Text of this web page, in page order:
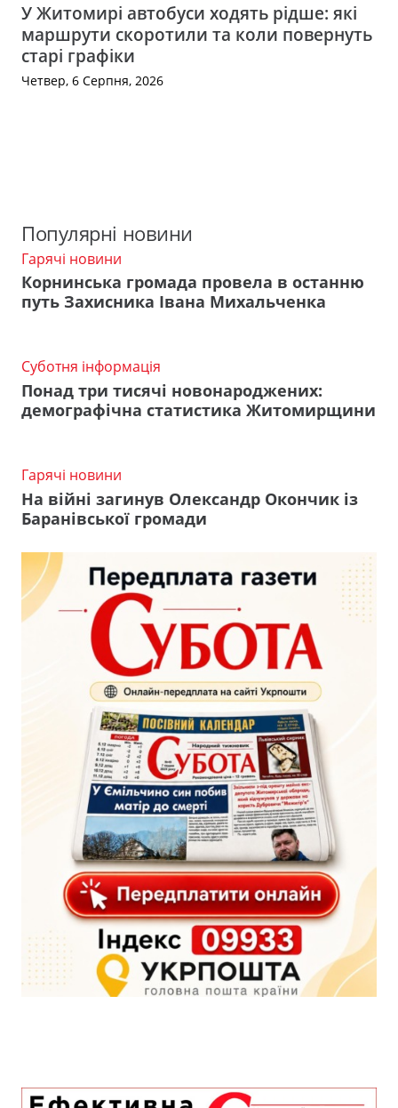
У Житомирі автобуси ходять рідше: які
маршрути скоротили та коли повернуть
старі графіки
Четвер, 6 Серпня, 2026
Популярні новини
Гарячі новини
Корнинська громада провела в останню
путь Захисника Івана Михальченка
Суботня інформація
Понад три тисячі новонароджених:
демографічна статистика Житомирщини
Гарячі новини
На війні загинув Олександр Окончик із
Баранівської громади